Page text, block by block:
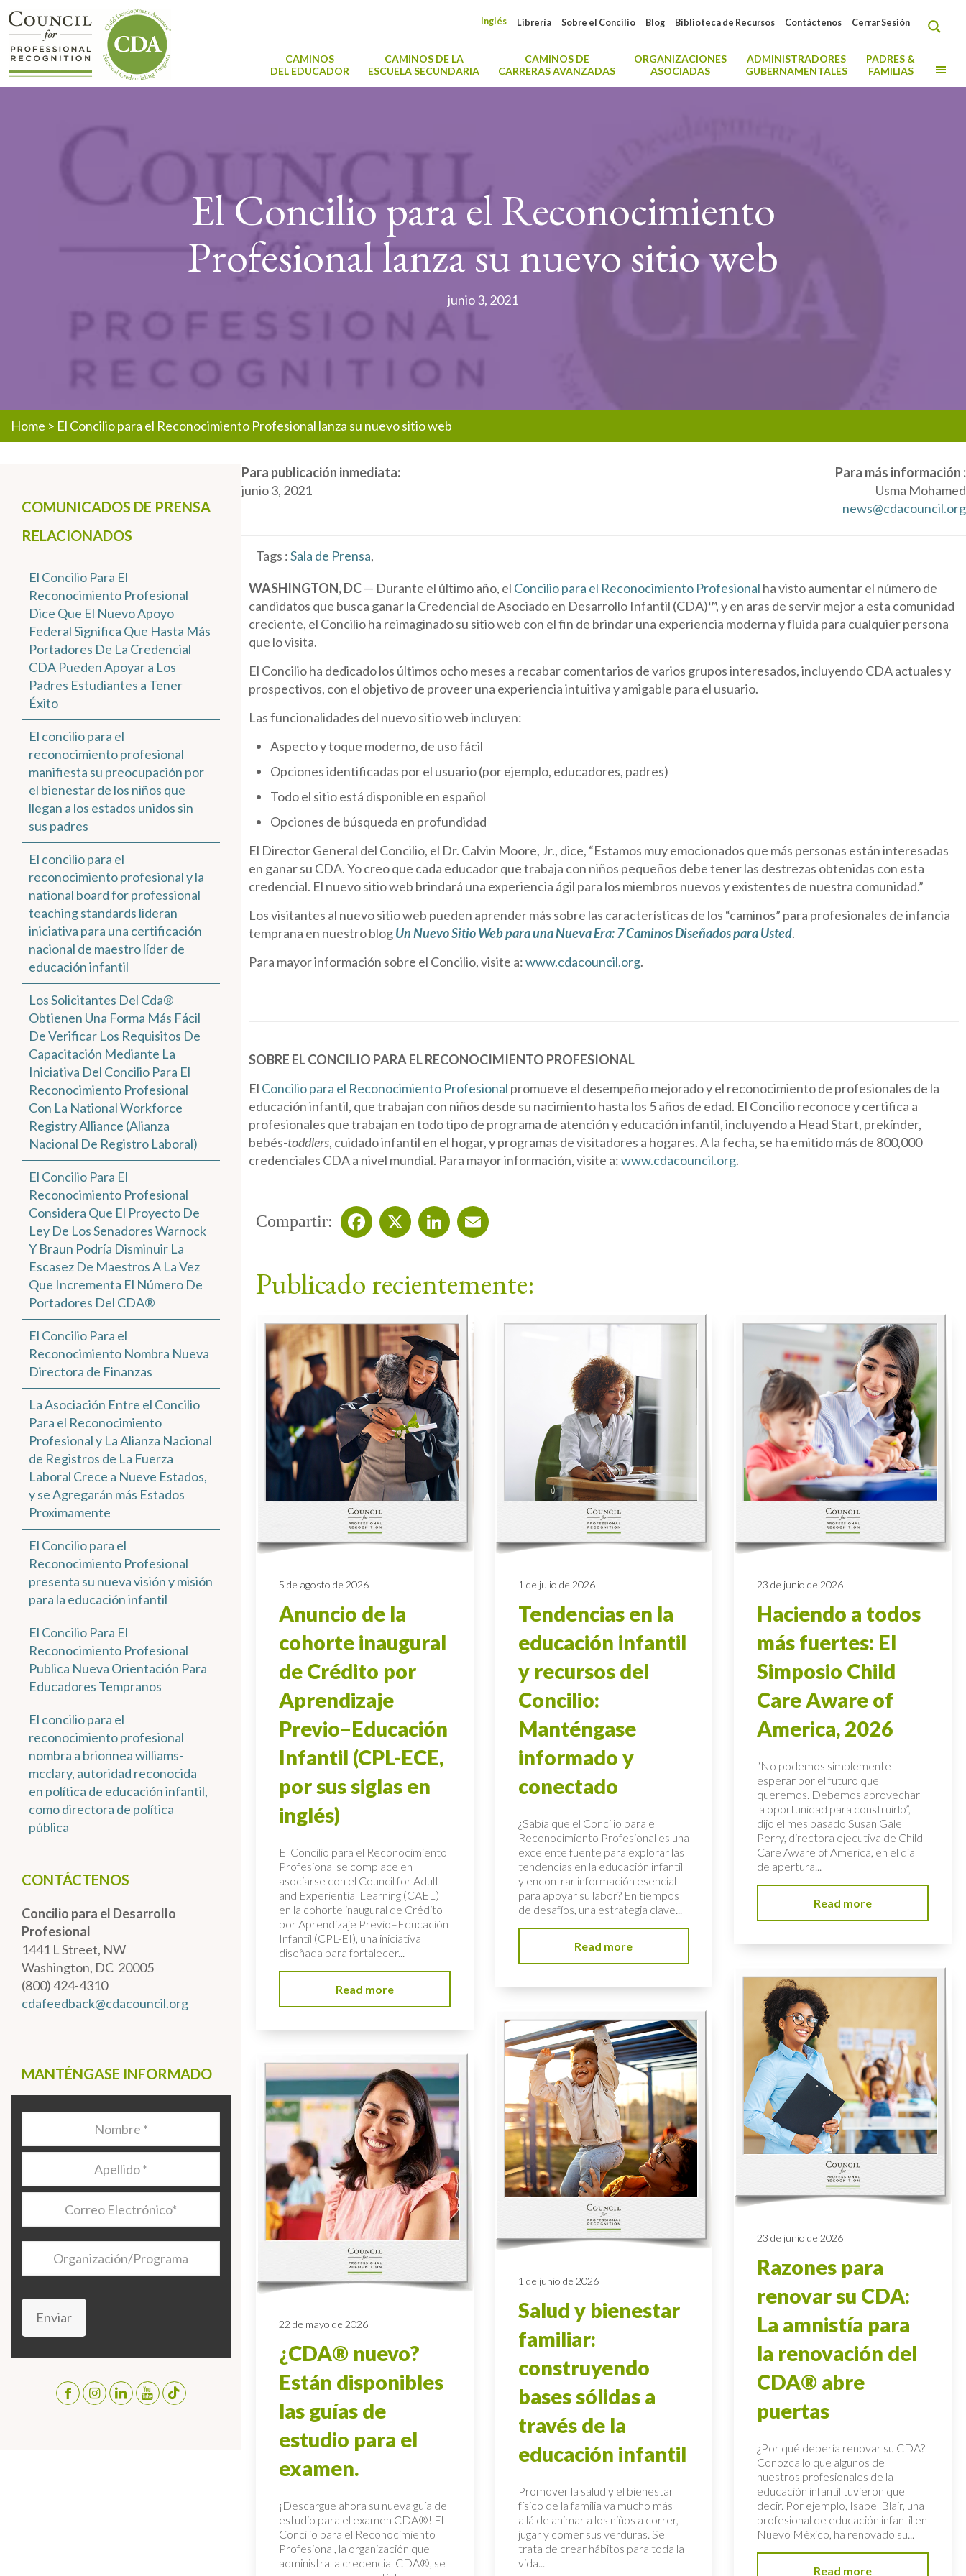
Cerrar Sesión
Contáctenos
Biblioteca de Recursos
Blog
Sobre el Concilio
Librería
Inglés
CAMINOS
DEL EDUCADOR
CAMINOS DE LA
ESCUELA SECUNDARIA
CAMINOS DE
CARRERAS AVANZADAS
ORGANIZACIONES
ASOCIADAS
ADMINISTRADORES
GUBERNAMENTALES
PADRES &
FAMILIAS
El Concilio para el Reconocimiento
Profesional lanza su nuevo sitio web
junio 3, 2021
Home > El Concilio para el Reconocimiento Profesional lanza su nuevo sitio web
COMUNICADOS DE PRENSA
RELACIONADOS
El Concilio Para El
Reconocimiento Profesional
Dice Que El Nuevo Apoyo
Federal Significa Que Hasta Más
Portadores De La Credencial
CDA Pueden Apoyar a Los
Padres Estudiantes a Tener
Éxito
El concilio para el
reconocimiento profesional
manifiesta su preocupación por
el bienestar de los niños que
llegan a los estados unidos sin
sus padres
El concilio para el
reconocimiento profesional y la
national board for professional
teaching standards lideran
iniciativa para una certificación
nacional de maestro líder de
educación infantil
Los Solicitantes Del Cda®
Obtienen Una Forma Más Fácil
De Verificar Los Requisitos De
Capacitación Mediante La
Iniciativa Del Concilio Para El
Reconocimiento Profesional
Con La National Workforce
Registry Alliance (Alianza
Nacional De Registro Laboral)
El Concilio Para El
Reconocimiento Profesional
Considera Que El Proyecto De
Ley De Los Senadores Warnock
Y Braun Podría Disminuir La
Escasez De Maestros A La Vez
Que Incrementa El Número De
Portadores Del CDA®
El Concilio Para el
Reconocimiento Nombra Nueva
Directora de Finanzas
La Asociación Entre el Concilio
Para el Reconocimiento
Profesional y La Alianza Nacional
de Registros de La Fuerza
Laboral Crece a Nueve Estados,
y se Agregarán más Estados
Proximamente
El Concilio para el
Reconocimiento Profesional
presenta su nueva visión y misión
para la educación infantil
El Concilio Para El
Reconocimiento Profesional
Publica Nueva Orientación Para
Educadores Tempranos
El concilio para el
reconocimiento profesional
nombra a brionnea williams-
mcclary, autoridad reconocida
en política de educación infantil,
como directora de política
pública
CONTÁCTENOS
Concilio para el Desarrollo
Profesional
1441 L Street, NW
Washington, DC 20005
(800) 424-4310
cdafeedback@cdacouncil.org
MANTÉNGASE INFORMADO
Electrónico *
Organización/Programa
Enviar
Para publicación inmediata:
junio 3, 2021
Para más información :
Usma Mohamed
news@cdacouncil.org
Tags :Sala de Prensa,
WASHINGTON, DC— Durante el último año, el Concilio para el Reconocimiento Profesional ha visto aumentar el número de
candidatos que busca ganar la Credencial de Asociado en Desarrollo Infantil (CDA)™, y en aras de servir mejor a esta comunidad
creciente, el Concilio ha reimaginado su sitio web con el fin de brindar una experiencia moderna y fluida para cualquier persona
que lo visita.
El Concilio ha dedicado los últimos ocho meses a recabar comentarios de varios grupos interesados, incluyendo CDA actuales y
prospectivos, con el objetivo de proveer una experiencia intuitiva y amigable para el usuario.
Las funcionalidades del nuevo sitio web incluyen:
Aspecto y toque moderno, de uso fácil
Opciones identificadas por el usuario (por ejemplo, educadores, padres)
Todo el sitio está disponible en español
Opciones de búsqueda en profundidad
El Director General del Concilio, el Dr. Calvin Moore, Jr., dice, “Estamos muy emocionados que más personas están interesadas
en ganar su CDA. Yo creo que cada educador que trabaja con niños pequeños debe tener las destrezas obtenidas con esta
credencial. El nuevo sitio web brindará una experiencia ágil para los miembros nuevos y existentes de nuestra comunidad.”
Los visitantes al nuevo sitio web pueden aprender más sobre las características de los “caminos” para profesionales de infancia
temprana en nuestro blogUn Nuevo Sitio Web para una Nueva Era: 7 Caminos Diseñados para Usted.
Para mayor información sobre el Concilio, visite a:www.cdacouncil.org.
SOBRE EL CONCILIO PARA EL RECONOCIMIENTO PROFESIONAL
El Concilio para el Reconocimiento Profesional promueve el desempeño mejorado y el reconocimiento de profesionales de la
educación infantil, que trabajan con niños desde su nacimiento hasta los 5 años de edad. El Concilio reconoce y certifica a
profesionales que trabajan en todo tipo de programa de atención y educación infantil, incluyendo a Head Start, prekínder,
bebés-toddlers, cuidado infantil en el hogar, y programas de visitadores a hogares. A la fecha, se ha emitido más de 800,000
credenciales CDA a nivel mundial. Para mayor información, visite a:www.cdacouncil.org.
Compartir:
Publicado recientemente:
5 de agosto de 2026
Anuncio de la
cohorte inaugural
de Crédito por
Aprendizaje
Previo–Educación
Infantil (CPL-ECE,
por sus siglas en
inglés)
El Concilio para el Reconocimiento
Profesional se complace en
asociarse con el Council for Adult
and Experiential Learning (CAEL)
en la cohorte inaugural de Crédito
por Aprendizaje Previo–Educación
Infantil (CPL-EI), una iniciativa
diseñada para fortalecer...
Read more
1 de julio de 2026
Tendencias en la
educación infantil
y recursos del
Concilio:
Manténgase
informado y
conectado
¿Sabía que el Concilio para el
Reconocimiento Profesional es una
excelente fuente para explorar las
tendencias en la educación infantil
y encontrar información esencial
para apoyar su labor? En tiempos
de desafíos, una estrategia clave...
Read more
23 de junio de 2026
Haciendo a todos
más fuertes: El
Simposio Child
Care Aware of
America, 2026
“No podemos simplemente
esperar por el futuro que
queremos. Debemos aprovechar
la oportunidad para construirlo”,
dijo el mes pasado Susan Gale
Perry, directora ejecutiva de Child
Care Aware of America, en el día
de apertura...
Read more
23 de junio de 2026
Razones para
renovar su CDA:
La amnistía para
la renovación del
CDA® abre
puertas
¿Por qué debería renovar su CDA?
Conozca lo que algunos de
nuestros profesionales de la
educación infantil tuvieron que
decir. Por ejemplo, Isabel Blair, una
profesional de educación infantil en
Nuevo México, ha renovado su...
Read more
1 de junio de 2026
Salud y bienestar
familiar:
construyendo
bases sólidas a
través de la
educación infantil
Promover la salud y el bienestar
físico de la familia va mucho más
allá de animar a los niños a correr,
jugar y comer sus verduras. Se
trata de crear hábitos para toda la
vida...
22 de mayo de 2026
¿CDA® nuevo?
Están disponibles
las guías de
estudio para el
examen.
¡Descargue ahora su nueva guía de
estudio para el examen CDA®! El
Concilio para el Reconocimiento
Profesional, la organización que
administra la credencial CDA®, se